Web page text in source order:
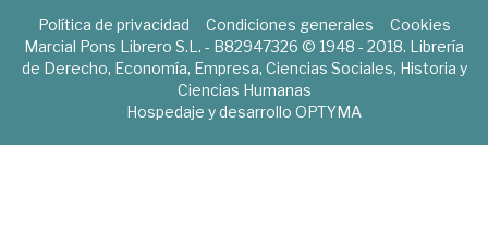
Política de privacidad Condiciones generales
Cookies
Marcial Pons Librero S.L. - B82947326 © 1948 - 2018. Librería
de Derecho, Economía, Empresa, Ciencias Sociales, Historia y
Ciencias Humanas
Hospedaje y desarrollo OPTYMA